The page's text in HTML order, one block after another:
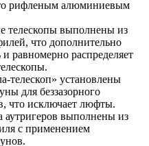
рифленым алюминиевым
телескопы выполнены из
что дополнительно
равномерно распределяет
телескоп» установлены
для беззазорного
что исключает люфты.
аутригеров выполнены из
с применением